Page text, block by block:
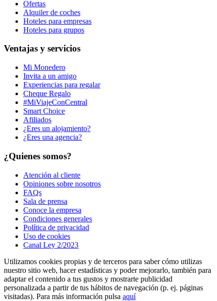
Ofertas
Alquiler de coches
Hoteles para empresas
Hoteles para grupos
Ventajas y servicios
Mi Monedero
Invita a un amigo
Experiencias para regalar
Cheque Regalo
#MiViajeConCentral
Smart Choice
Afiliados
¿Eres un alojamiento?
¿Eres una agencia?
¿Quienes somos?
Atención al cliente
Opiniones sobre nosotros
FAQs
Sala de prensa
Conoce la empresa
Condiciones generales
Política de privacidad
Uso de cookies
Canal Ley 2/2023
Utilizamos cookies propias y de terceros para saber cómo utilizas
nuestro sitio web, hacer estadísticas y poder mejorarlo, también para
adaptar el contenido a tus gustos y mostrarte publicidad
personalizada a partir de tus hábitos de navegación (p. ej. páginas
visitadas). Para más información pulsa aquí